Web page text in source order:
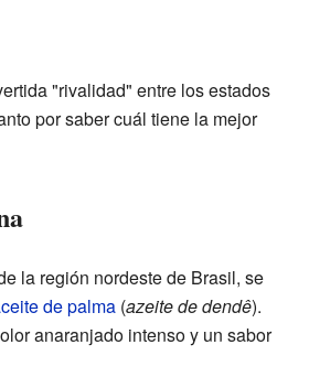
"rivalidad" entre los estados
por saber cuál tiene la mejor
la región nordeste de Brasil, se
de palma (azeite de dendê).
anaranjado intenso y un sabor